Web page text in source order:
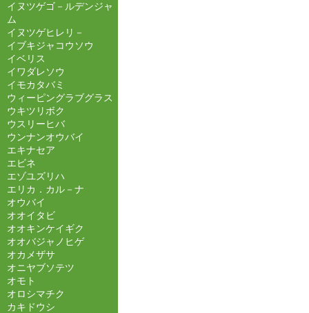
イヌツゲゴ－ルデンジャ
ム
イヌツゲヒレリ－
イブキジャコウソウ
イベリス
イワダレソウ
イモカタバミ
ウィーピングラブグラス
ウキツリボク
ウスリーヒバ
ウンナンオウバイ
エキナセア
エビネ
エゾユズリハ
エリカ．カル－ナ
オウバイ
オオイタビ
オオキンケイギク
オオバジャノヒゲ
オカメザサ
オニヤブソテツ
オモト
オロシマチク
カキドウシ